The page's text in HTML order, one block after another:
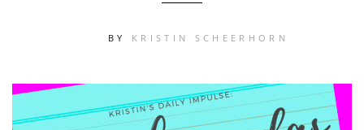
BY KRISTIN SCHEERHORN